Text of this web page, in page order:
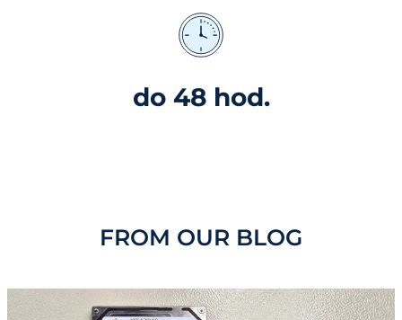
do 48 hod.
FROM OUR BLOG